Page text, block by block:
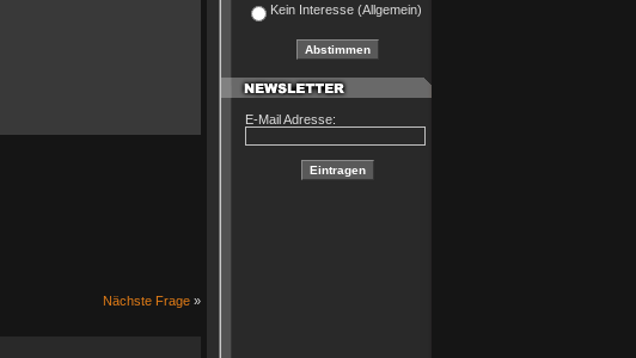
Nächste Frage»
Kein Interesse (Allgemein)
E-Mail Adresse: